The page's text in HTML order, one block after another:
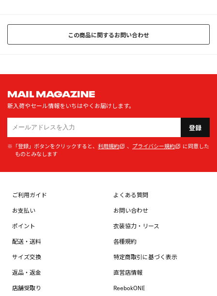
この商品に関するお問い合わせ
MAIL MAGAZINE
新入荷やセール情報をいちはやくお届けします。
登録
※「登録」ボタンをクリックすると、 利用規約 、 プライバシー規約
に同意した
ものとみなします
ご利用ガイド
お支払い
ポイント
配送・送料
サイズ交換
返品・返金
店舗受取り
よくある質問
お問い合わせ
衣装協力・リース
各種規約
特定商取引に基づく表示
直営店情報
ReebokONE